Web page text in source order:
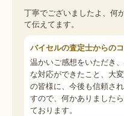
丁寧でございましたよ、何
て伝えてます。
バイセルの査定士からの
温かいご感想をいただき
な対応ができたこと、大
の皆様に、今後も信頼さ
すので、何かありました
ております。